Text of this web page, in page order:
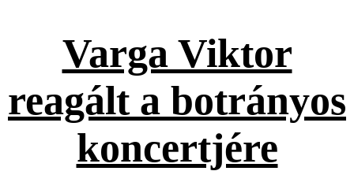
Varga Viktor
reagált a botrányos
koncertjére